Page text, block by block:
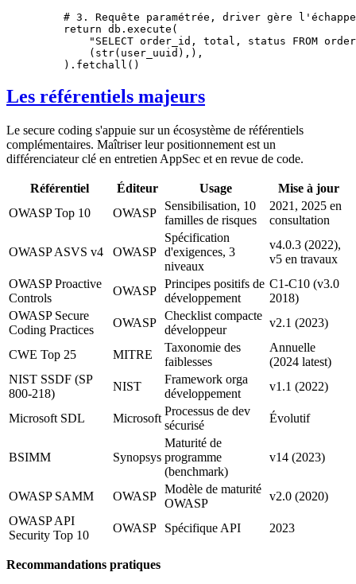
# 3. Requête paramétrée, driver gère
    return
db.execute(
"SELECT order_id, total, status FROM
        (
str(user_uuid),),
    ).fetchall()
Les référentiels majeurs
Le secure coding s'appuie sur un écosystème de référentiels
complémentaires. Maîtriser leur positionnement est un
différenciateur clé en entretien AppSec et en revue de code.
Référentiel Éditeur Usage
Mise à jour
OWASP Top 10
OWASP
Sensibilisation, 10
familles de risques
2021, 2025 en
consultation
OWASP ASVS v4 OWASP
Spécification
d'exigences, 3
niveaux
v4.0.3 (2022),
v5 en travaux
OWASP Proactive
Controls
OWASP
Principes positifs de
développement
C1-C10 (v3.0
2018)
OWASP Secure
Coding Practices
OWASP
Checklist compacte
développeur
v2.1 (2023)
CWE Top 25 MITRE
Taxonomie des
faiblesses
Annuelle
(2024 latest)
NIST SSDF (SP
800-218)
NIST
Framework orga
développement
v1.1 (2022)
Microsoft SDL Microsoft
Processus de dev
sécurisé
Évolutif
BSIMM Synopsys
Maturité de
programme
(benchmark)
v14 (2023)
OWASP SAMM OWASP
Modèle de maturité
OWASP
v2.0 (2020)
OWASP API
Security Top 10
OWASP Spécifique API 2023
Recommandations pratiques